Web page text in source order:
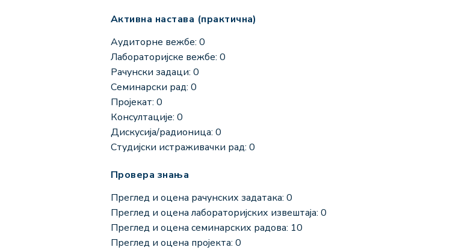
Активна настава (практична)
Аудиторне вежбе: 0
Лабораторијске вежбе: 0
Рачунски задаци: 0
Семинарски рад: 0
Пројекат: 0
Консултације: 0
Дискусија/радионица: 0
Студијски истраживачки рад: 0
Провера знања
Преглед и оцена рачунских задатака: 0
Преглед и оцена лабораторијских извештаја: 0
Преглед и оцена семинарских радова: 10
Преглед и оцена пројекта: 0